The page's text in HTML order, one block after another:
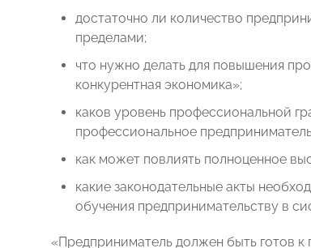
достаточно ли количество
пределами;
что нужно делать для повышения
конкурентная экономика»;
каков уровень профессиональной
профессиональное
как может повлиять полноценное
какие законодательные акты
обучения предпринимательству в
«Предприниматель должен быть готов